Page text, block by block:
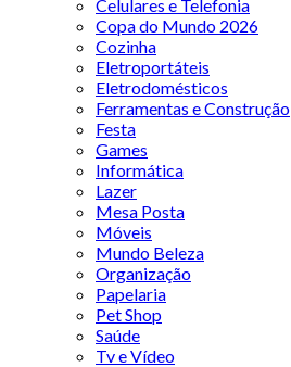
Celulares e Telefonia
Copa do Mundo 2026
Cozinha
Eletroportáteis
Eletrodomésticos
Ferramentas e Construção
Festa
Games
Informática
Lazer
Mesa Posta
Móveis
Mundo Beleza
Organização
Papelaria
Pet Shop
Saúde
Tv e Vídeo